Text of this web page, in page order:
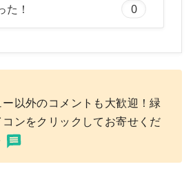
た！ 0
ー以外のコメントも大歓迎！緑
ンをクリックしてお寄せくだ